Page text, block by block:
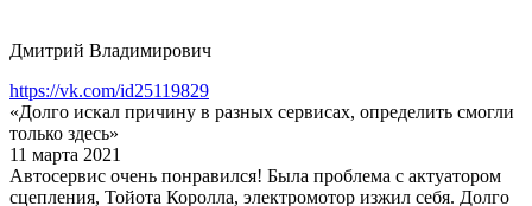
Дмитрий Владимирович
https://vk.com/id25119829
«Долго искал причину в разных сервисах, определить смогли
только здесь»
11 марта 2021
Автосервис очень понравился! Была проблема с актуатором
сцепления, Тойота Королла, электромотор изжил себя. Долго